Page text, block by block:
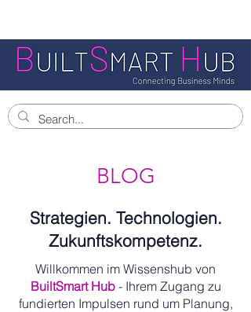
BLOG
Strategien. Technologien.
Zukunftskompetenz.
Willkommen im Wissenshub von
BuiltSmart Hub- Ihrem Zugang zu
fundierten Impulsen rund um Planung,